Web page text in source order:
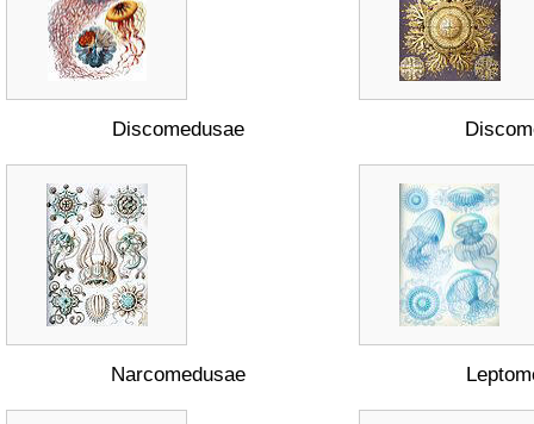
Discomedusae
Narcomedusae